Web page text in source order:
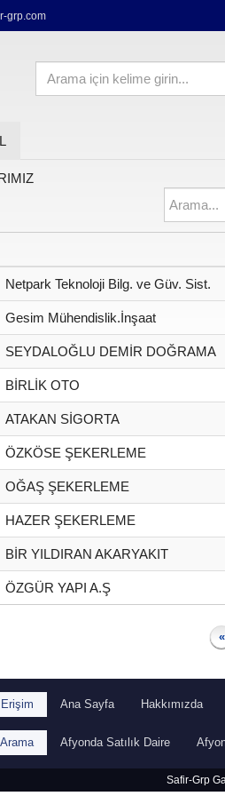
grp.com
Netpark Teknoloji Bilg. ve Güv. Sist.
Gesim Mühendislik.İnşaat
SEYDALOĞLU DEMİR DOĞRAMA
BİRLİK OTO
ATAKAN SİGORTA
ÖZKÖSE ŞEKERLEME
OĞAŞ ŞEKERLEME
HAZER ŞEKERLEME
BİR YILDIRAN AKARYAKIT
ÖZGÜR YAPI A.Ş
«
Erişim Ana Sayfa Hakkımızda
Arama Afyonda Satılık Daire
Safir-Grp